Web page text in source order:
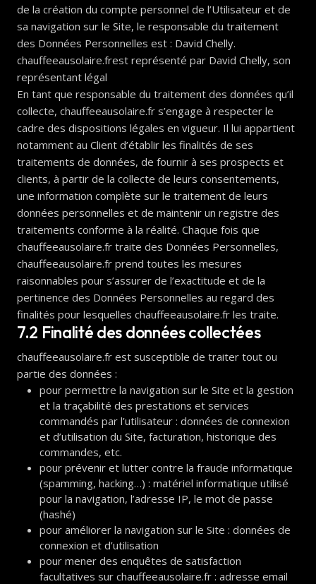
de la création du compte personnel de l’Utilisateur et de
sa navigation sur le Site, le responsable du traitement
des Données Personnelles est : David Chelly.
chauffeeausolaire.frest représenté par David Chelly, son
représentant légal
En tant que responsable du traitement des données qu’il
collecte, chauffeeausolaire.fr s’engage à respecter le
cadre des dispositions légales en vigueur. Il lui appartient
notamment au Client d’établir les finalités de ses
traitements de données, de fournir à ses prospects et
clients, à partir de la collecte de leurs consentements,
une information complète sur le traitement de leurs
données personnelles et de maintenir un registre des
traitements conforme à la réalité. Chaque fois que
chauffeeausolaire.fr traite des Données Personnelles,
chauffeeausolaire.fr prend toutes les mesures
raisonnables pour s’assurer de l’exactitude et de la
pertinence des Données Personnelles au regard des
finalités pour lesquelles chauffeeausolaire.fr les traite.
7.2 Finalité des données collectées
chauffeeausolaire.fr est susceptible de traiter tout ou
partie des données :
pour permettre la navigation sur le Site et la gestion
et la traçabilité des prestations et services
commandés par l’utilisateur : données de connexion
et d’utilisation du Site, facturation, historique des
commandes, etc.
pour prévenir et lutter contre la fraude informatique
(spamming, hacking…) : matériel informatique utilisé
pour la navigation, l’adresse IP, le mot de passe
(hashé)
pour améliorer la navigation sur le Site : données de
connexion et d’utilisation
pour mener des enquêtes de satisfaction
facultatives sur chauffeeausolaire.fr : adresse email